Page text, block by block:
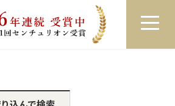
来店予約 LINEで相談